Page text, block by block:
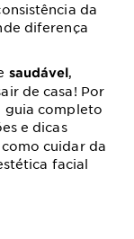
da
diferença
saudável,
de casa! Por
guia completo
e dicas
cuidar da
facial